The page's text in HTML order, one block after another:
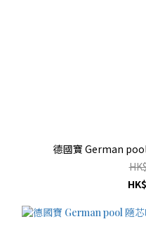
德國寶 German